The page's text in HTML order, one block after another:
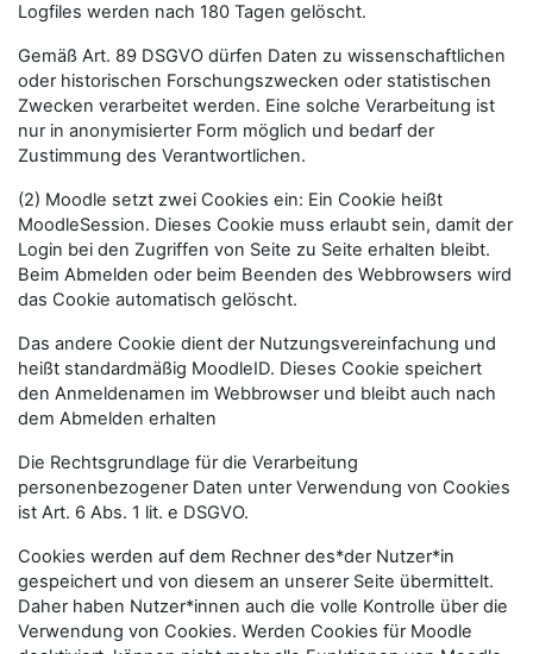
Logfiles werden nach 180 Tagen gelöscht.
Gemäß Art. 89 DSGVO dürfen Daten zu wissenschaftlichen
oder historischen Forschungszwecken oder statistischen
Zwecken verarbeitet werden. Eine solche Verarbeitung ist
nur in anonymisierter Form möglich und bedarf der
Zustimmung des Verantwortlichen.
(2) Moodle setzt zwei Cookies ein: Ein Cookie heißt
MoodleSession. Dieses Cookie muss erlaubt sein, damit der
Login bei den Zugriffen von Seite zu Seite erhalten bleibt.
Beim Abmelden oder beim Beenden des Webbrowsers wird
das Cookie automatisch gelöscht.
Das andere Cookie dient der Nutzungsvereinfachung und
heißt standardmäßig MoodleID. Dieses Cookie speichert
den Anmeldenamen im Webbrowser und bleibt auch nach
dem Abmelden erhalten
Die Rechtsgrundlage für die Verarbeitung
personenbezogener Daten unter Verwendung von Cookies
ist Art. 6 Abs. 1 lit. e DSGVO.
Cookies werden auf dem Rechner des*der Nutzer*in
gespeichert und von diesem an unserer Seite übermittelt.
Daher haben Nutzer*innen auch die volle Kontrolle über die
Verwendung von Cookies. Werden Cookies für Moodle